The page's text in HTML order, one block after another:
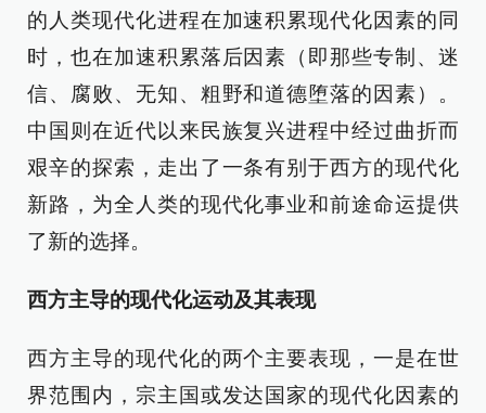
的人类现代化进程在加速积累现代化因素的同
时，也在加速积累落后因素（即那些专制、迷
信、腐败、无知、粗野和道德堕落的因素）。
中国则在近代以来民族复兴进程中经过曲折而
艰辛的探索，走出了一条有别于西方的现代化
新路，为全人类的现代化事业和前途命运提供
了新的选择。
西方主导的现代化运动及其表现
西方主导的现代化的两个主要表现，一是在世
界范围内，宗主国或发达国家的现代化因素的